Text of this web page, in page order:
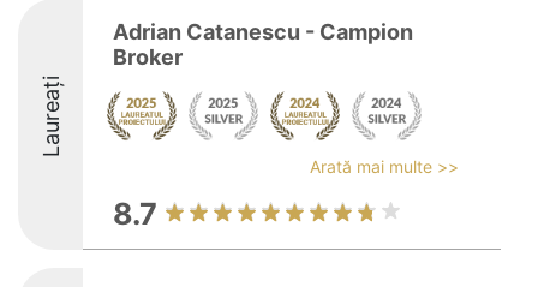
Laureați
Adrian Catanescu - Campion
Broker
Arată mai multe >>
8.7